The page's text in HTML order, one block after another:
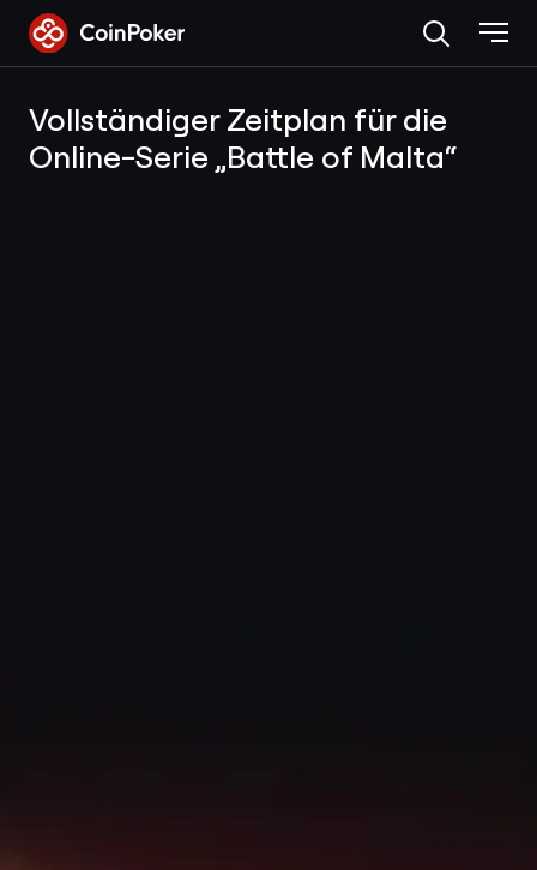
Skip
the
contentVollständiger Zeitplan für die
Online-Serie „Battle of Malta“